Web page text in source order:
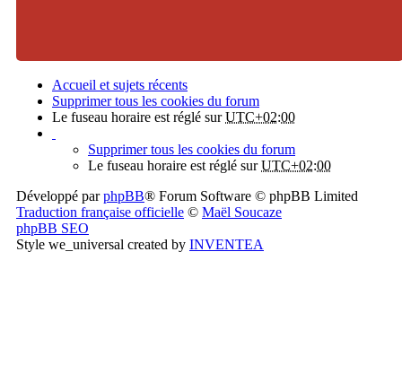
Accueil et sujets récents
Supprimer tous les cookies du forum
Le fuseau horaire est réglé surUTC+02:00
Supprimer tous les cookies du forum
Le fuseau horaire est réglé surUTC+02:00
Développé parphpBB® Forum Software © phpBB Limited
Traduction française officielle © Maël Soucaze
phpBB SEO
Style we_universal created by INVENTEA